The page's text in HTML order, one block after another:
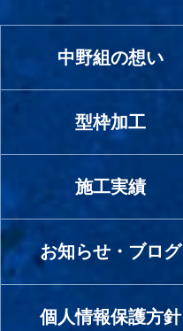
中野組の想い
型枠加工
施工実績
お知らせ・ブログ
個人情報保護方針